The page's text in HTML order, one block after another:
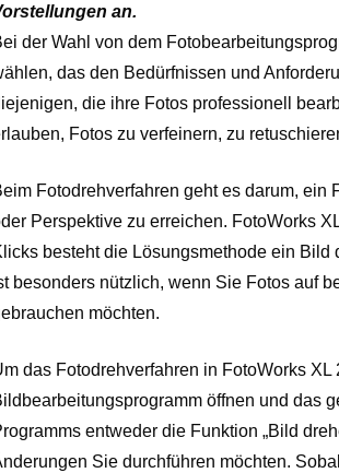
an.
der Wahl von dem
das den Bedürfnissen und
die ihre Fotos professionell
Fotos zu verfeinern, zu
Fotodrehverfahren geht es darum,
Perspektive zu erreichen. FotoWorks
besteht die Lösungsmethode ein
besonders nützlich, wenn Sie Fotos auf
möchten.
das Fotodrehverfahren in FotoWorks
öffnen und das
entweder die Funktion „Bild
Sie durchführen möchten.